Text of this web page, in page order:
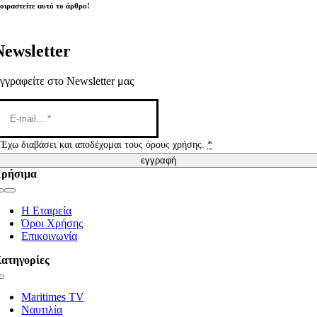
αυτό το άρθρο!
στο Newsletter μας
Έχω διαβάσει και αποδέχομαι τους όρους χρήσης.*
εγγραφή
Η Εταιρεία
Όροι Χρήσης
Επικοινωνία
Maritimes TV
Ναυτιλία